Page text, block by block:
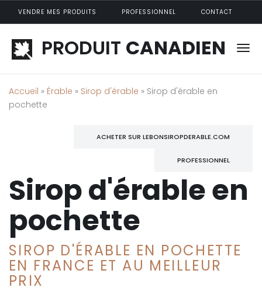
Aller au contenu principal
VENDRE MES PRODUITS PROFESSIONNEL CONTACT
PRODUIT CANADIEN
Accueil » Érable » Sirop d'érable » Sirop d'érable en
pochette
ACHETER SUR LEBONSIROPDERABLE.COM
PROFESSIONNEL
Sirop d'érable en
pochette
SIROP D'ÉRABLE EN POCHETTE
EN FRANCE ET AU MEILLEUR
PRIX